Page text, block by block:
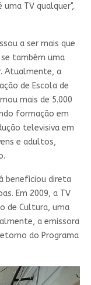
TV qualquer",
a ser mais que
também uma
Atualmente, a
de Escola de
mais de 5.000
formação em
televisiva em
e adultos,
beneficiou direta
Em 2009, a TV
de Cultura, uma
a emissora
do Programa